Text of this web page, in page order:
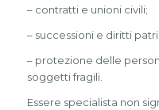
– contratti e unioni civili;
– successioni e diritti
– protezione delle
soggetti fragili.
Essere specialista non